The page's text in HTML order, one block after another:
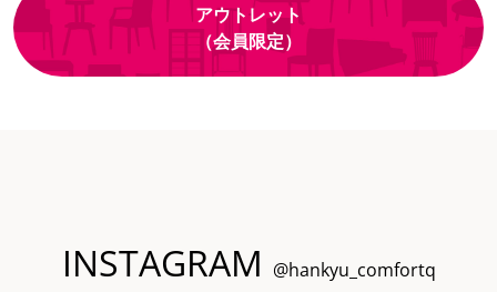
アウトレット
（会員限定）
INSTAGRAM @hankyu_comfortq